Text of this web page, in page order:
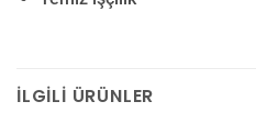
İLGILI ÜRÜNLER